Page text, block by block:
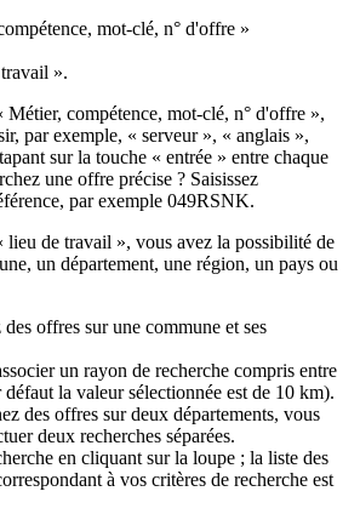
mot-clé, n° d'offre »
».
Métier, compétence, mot-clé, n° d'offre »,
par exemple, « serveur », « anglais »,
sur la touche « entrée » entre chaque
une offre précise ? Saisissez
par exemple 049RSNK.
lieu de travail », vous avez la possibilité de
un département, une région, un pays ou
offres sur une commune et ses
un rayon de recherche compris entre
la valeur sélectionnée est de 10 km).
des offres sur deux départements, vous
deux recherches séparées.
en cliquant sur la loupe ; la liste des
à vos critères de recherche est